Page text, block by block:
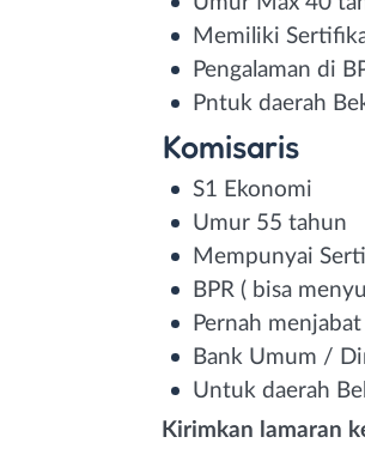
Memiliki
Pengalaman di
Pntuk daerah
Komisaris
S1 Ekonomi
Umur 55 tahun
Mempunyai
BPR ( bisa
Pernah
Bank Umum /
Untuk daerah
Kirimkan lamaran